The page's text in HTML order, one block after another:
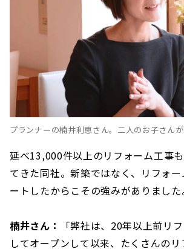
プランナーの楠井利恵さん。二人のお子さんが
延べ13,000件以上のリフォーム工事
てきた同社。新築ではなく、リフォ
ートしたからこその強みがありました
楠井さん：
「弊社は、20年以上前リ
してオープンして以来、たくさんの